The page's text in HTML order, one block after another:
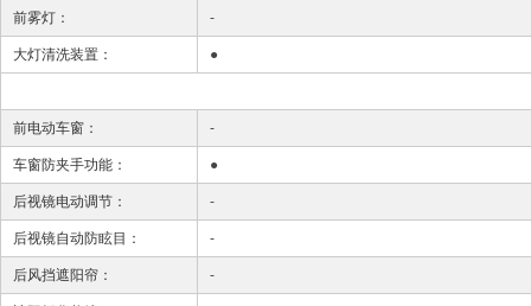
前雾灯： -
大灯清洗装置： ●
前电动车窗： -
车窗防夹手功能： ●
后视镜电动调节： -
后视镜自动防眩目： -
后风挡遮阳帘： -